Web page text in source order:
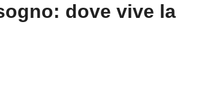
dove vive la